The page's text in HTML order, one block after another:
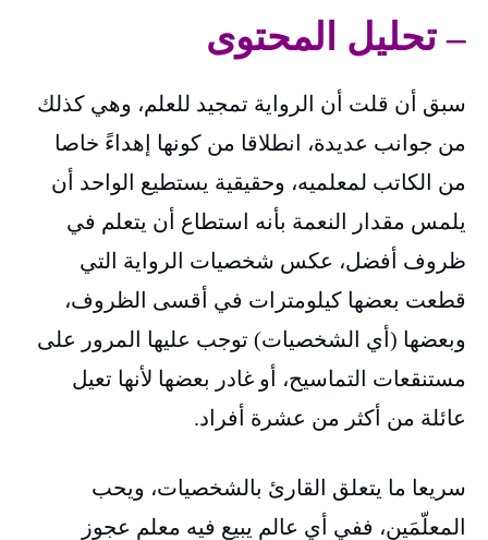
– تحليل المحتوى
سبق أن قلت أن الرواية تمجيد للعلم، وهي كذلك
من جوانب عديدة، انطلاقا من كونها إهداءً خاصا
من الكاتب لمعلميه، وحقيقية يستطيع الواحد أن
يلمس مقدار النعمة بأنه استطاع أن يتعلم في
ظروف أفضل، عكس شخصيات الرواية التي
قطعت بعضها كيلومترات في أقسى الظروف،
وبعضها (أي الشخصيات) توجب عليها المرور على
مستنقعات التماسيح، أو غادر بعضها لأنها تعيل
عائلة من أكثر من عشرة أفراد.
سريعا ما يتعلق القارئ بالشخصيات، ويحب
المعلّمَين، ففي أي عالم يبيع فيه معلم عجوز